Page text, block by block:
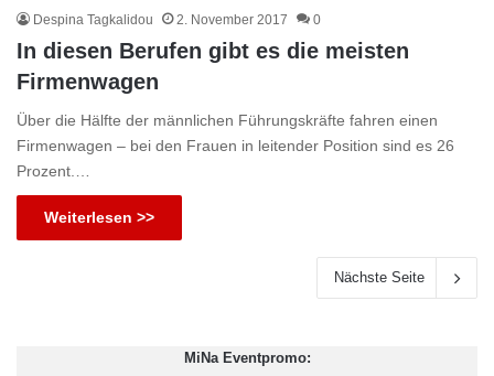
Despina Tagkalidou 2. November 2017 0
In diesen Berufen gibt es die meisten
Firmenwagen
Über die Hälfte der männlichen Führungskräfte fahren einen
Firmenwagen – bei den Frauen in leitender Position sind es 26
Prozent.…
Weiterlesen >>
Nächste Seite
MiNa Eventpromo: